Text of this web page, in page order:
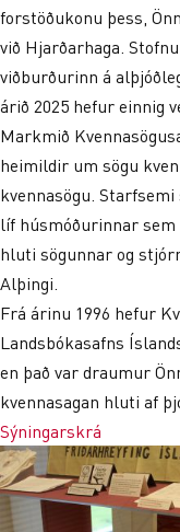
forstöðukonu þess,
við Hjarðarhaga.
viðburðurinn á
árið 2025 hefur einnig
Markmið
heimildir um sögu
kvennasögu.
líf húsmóðurinnar
hluti sögunnar og
Alþingi.
Frá árinu 1996 hefur
Landsbókasafns
en það var draumur
kvennasagan hluti af
Sýningarskrá